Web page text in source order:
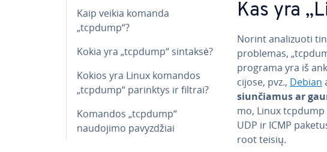
Kaip veikia komanda
„tcpdump“?
Kokia yra „tcpdump“ sintaksė?
Kokios yra Linux komandos
„tcpdump“ parinktys ir filtrai?
Komandos „tcpdump“
naudojimo pa­vyz­džiai
Kas yra
Norint ana­li­zuo­ti
problemas,
programa yra iš
ci­jo­se, pvz., Debian
siun­čia­mus ar
mo, Linux
UDP ir ICMP
root teisių.